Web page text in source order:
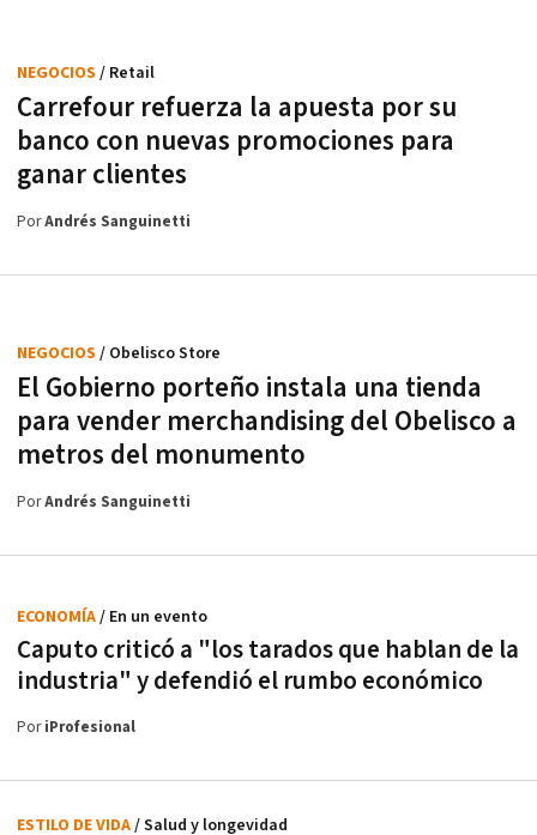
Carrefour refuerza la apuesta por su
banco con nuevas promociones para
ganar clientes
NEGOCIOS / Retail
PorAndrés Sanguinetti
El Gobierno porteño instala una tienda
para vender merchandising del Obelisco a
metros del monumento
NEGOCIOS / Obelisco Store
PorAndrés Sanguinetti
Caputo criticó a "los tarados que hablan de la
industria" y defendió el rumbo económico
ECONOMÍA/ En un evento
PoriProfesional
ESTILO DE VIDA/ Salud y longevidad